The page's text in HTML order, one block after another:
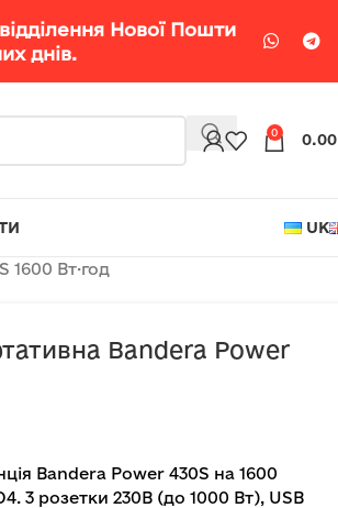
Нової Пошти
днів.
0 0.00
UK
1600 Вт·год
Bandera Power
Bandera Power 430S на 1600
3 розетки 230В (до 1000 Вт), USB